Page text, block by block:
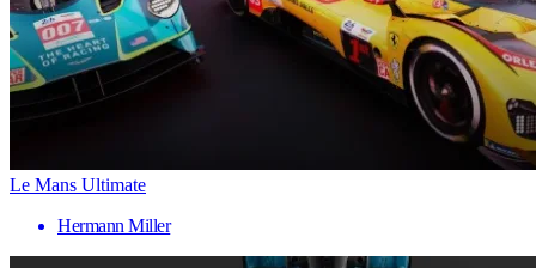
Le Mans Ultimate
Hermann Miller